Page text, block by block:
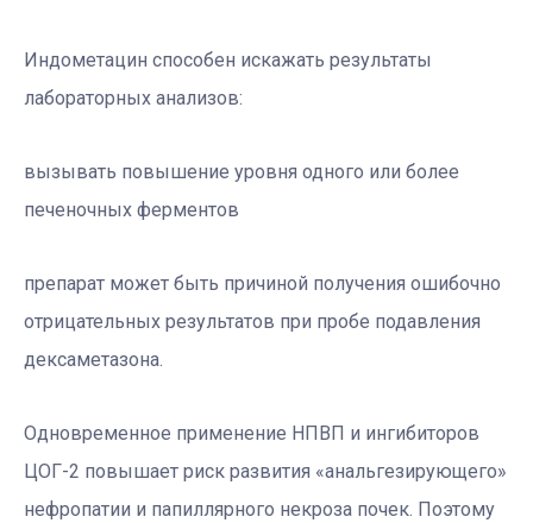
Индометацин способен искажать результаты
лабораторных анализов:
вызывать повышение уровня одного или более
печеночных ферментов
препарат может быть причиной получения ошибочно
отрицательных результатов при пробе подавления
дексаметазона.
Одновременное применение НПВП и ингибиторов
ЦОГ-2 повышает риск развития «анальгезирующего»
нефропатии и папиллярного некроза почек. Поэтому